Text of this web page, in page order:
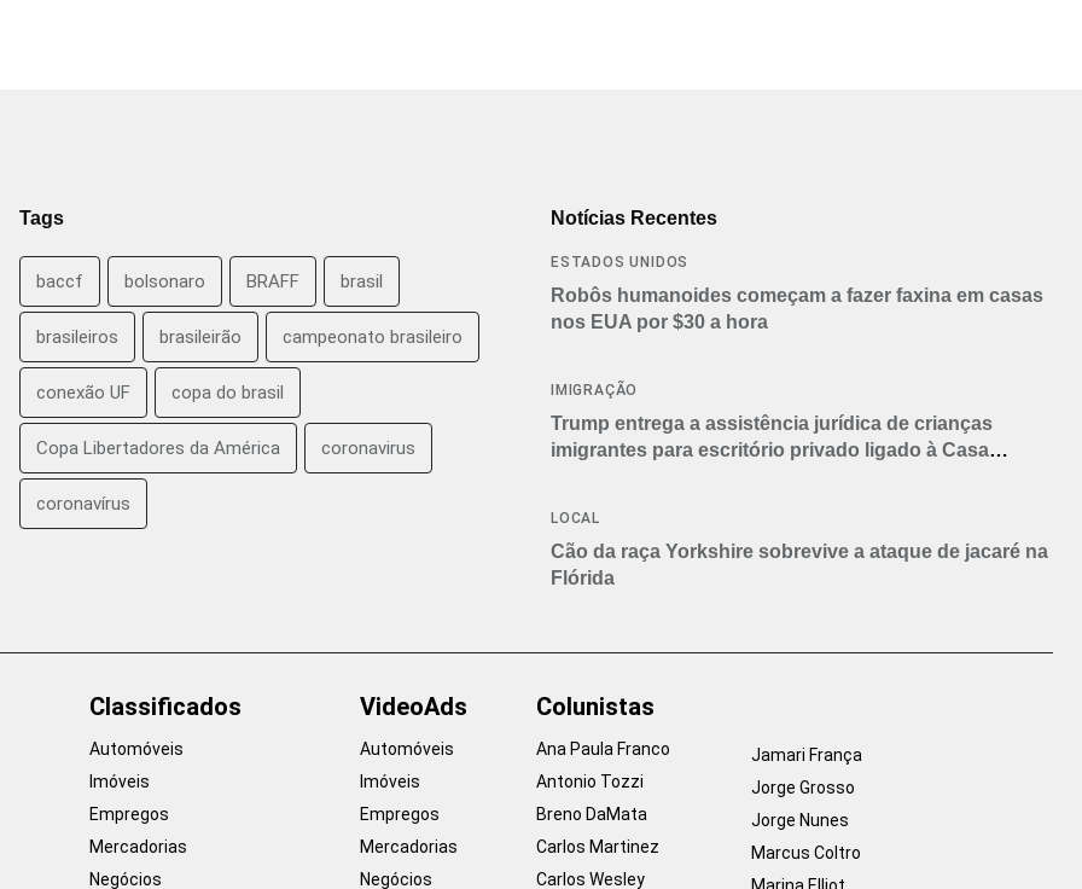
Tags
baccf bolsonaro BRAFF brasil
brasileiros brasileirão campeonato brasileiro
conexão UF copa do brasil
Copa Libertadores da América coronavirus
coronavírus
Notícias Recentes
ESTADOS UNIDOS
Robôs humanoides começam a fazer faxina em casas
nos EUA por $30 a hora
IMIGRAÇÃO
Trump entrega a assistência jurídica de crianças
imigrantes para escritório privado ligado à Casa
LOCAL
Cão da raça Yorkshire sobrevive a ataque de jacaré na
Flórida
Classificados
Automóveis
Imóveis
Empregos
Mercadorias
Negócios
VideoAds
Automóveis
Imóveis
Empregos
Mercadorias
Negócios
Colunistas
Ana Paula Franco
Antonio Tozzi
Breno DaMata
Carlos Martinez
Carlos Wesley
Jamari França
Jorge Grosso
Jorge Nunes
Marcus Coltro